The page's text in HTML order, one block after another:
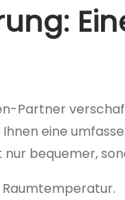
Partner
eine
bequemer,